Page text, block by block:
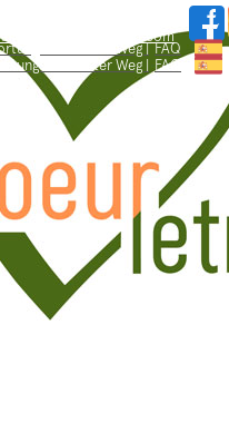
Weg | FAQ
Weg | FAQ